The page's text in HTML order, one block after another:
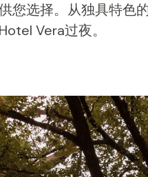
您选择。从独具特
Vera过夜。